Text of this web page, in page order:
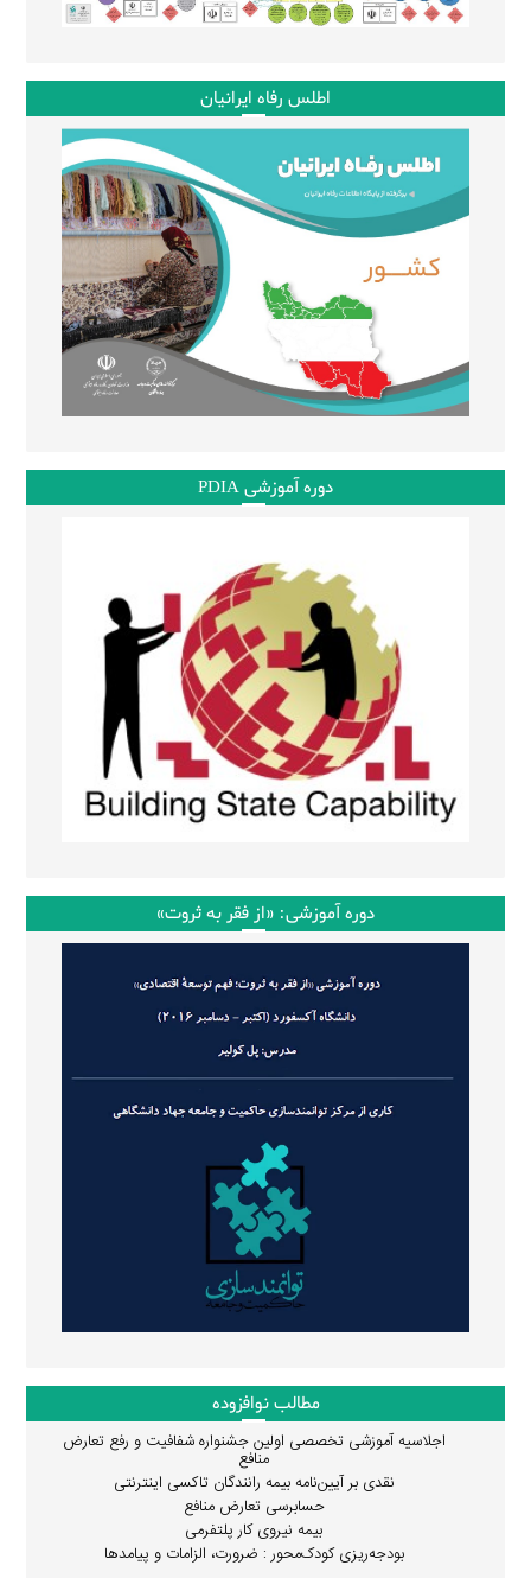
اطلس رفاه ایرانیان
دوره آموزشی PDIA
دوره آموزشی: «از فقر به ثروت»
مطالب نوافزوده
اجلاسیه آموزشی تخصصی اولین جشنواره شفافیت و رفع تعارض
منافع
نقدی بر آیین‌نامه بیمه رانندگان تاکسی اینترنتی
حسابرسی تعارض منافع
بیمه نیروی کار پلتفرمی
بودجه‌ریزی کودک‌محور : ضرورت، الزامات و پیامدها